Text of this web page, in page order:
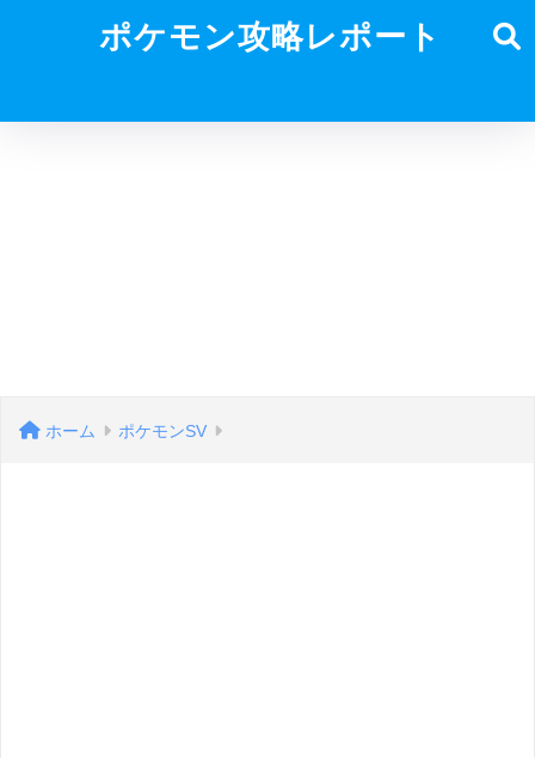
ポケモン攻略レポート
ホーム ポケモンSV